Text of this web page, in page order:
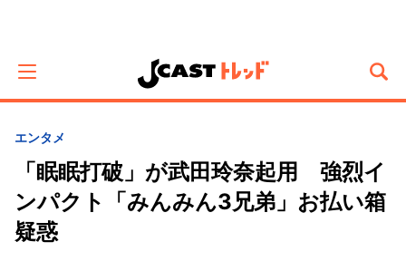
エンタメ
「眠眠打破」が武田玲奈起用 強烈イ
ンパクト「みんみん3兄弟」お払い箱
疑惑